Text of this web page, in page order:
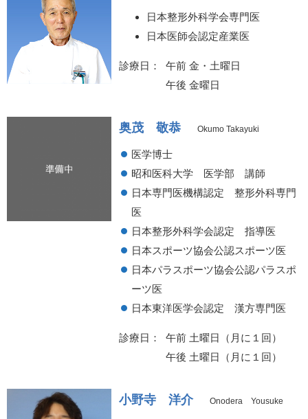
日本整形外科学会専門医
日本医師会認定産業医
診療日
午前 金・土曜日
午後 金曜日
奥茂 敬恭 Okumo Takayuki
医学博士
昭和医科大学 医学部 講師
日本専門医機構認定 整形外科専門
医
日本整形外科学会認定 指導医
日本スポーツ協会公認スポーツ医
日本パラスポーツ協会公認パラスポ
ーツ医
日本東洋医学会認定 漢方専門医
診療日
午前 土曜日（月に１回）
午後 土曜日（月に１回）
小野寺 洋介 Onodera Yousuke